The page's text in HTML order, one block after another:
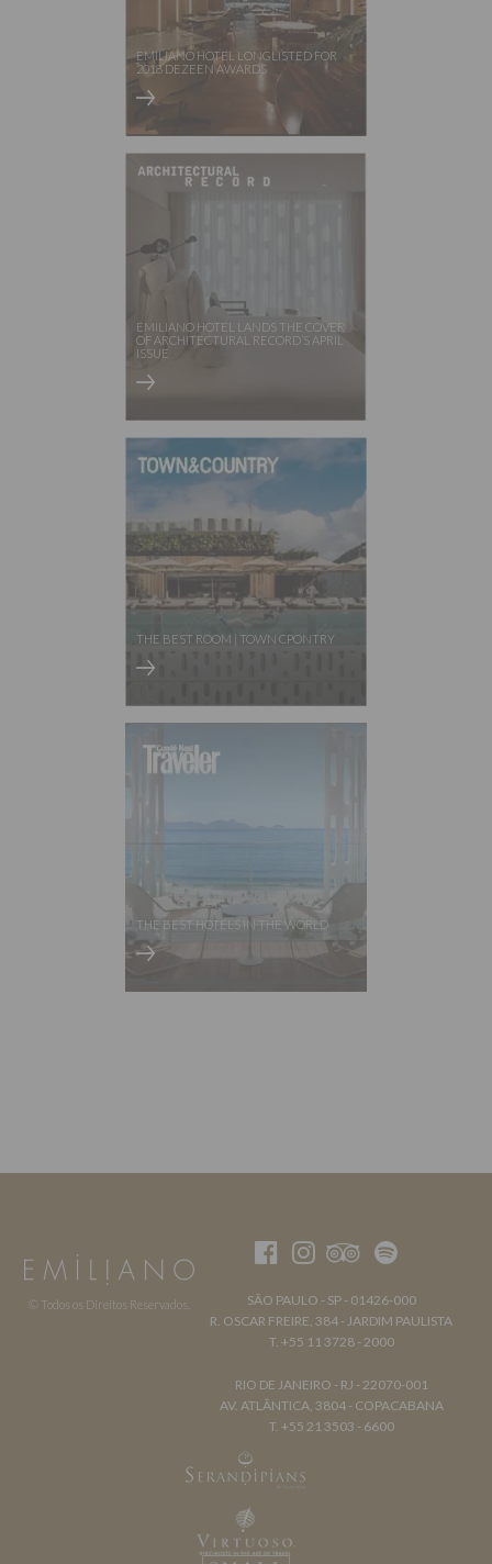
EMILIANO HOTEL LONGLISTED FOR
2018 DEZEEN AWARDS
EMILIANO HOTEL LANDS THE COVER
OF ARCHITECTURAL RECORD’S APRIL
ISSUE
THE BEST ROOM | TOWN CPONTRY
THE BEST HOTELS IN THE WORLD
© Todos os Direitos Reservados.
SÃO PAULO - SP - 01426-000
R. OSCAR FREIRE, 384 - JARDIM PAULISTA
T. +55 11 3728 - 2000
RIO DE JANEIRO - RJ - 22070-001
AV. ATLÂNTICA, 3804 - COPACABANA
T. +55 21 3503 - 6600